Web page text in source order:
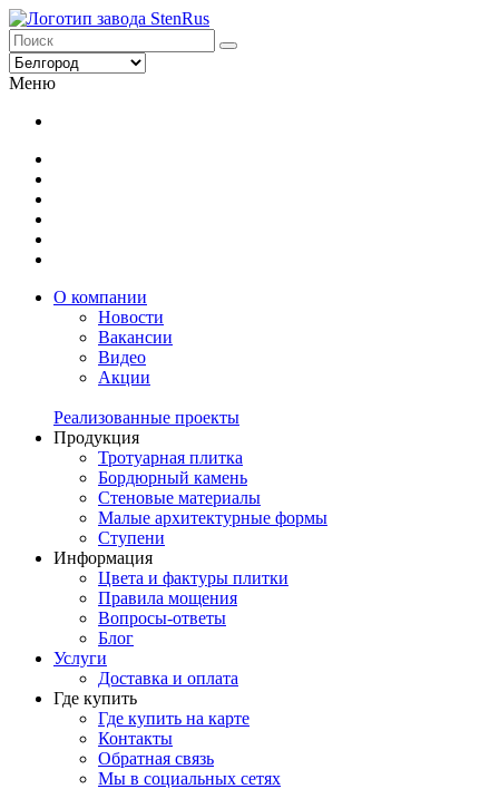
Меню
О компании
Новости
Вакансии
Видео
Акции
Реализованные проекты
Продукция
Тротуарная плитка
Бордюрный камень
Стеновые материалы
Малые архитектурные формы
Ступени
Информация
Цвета и фактуры плитки
Правила мощения
Вопросы-ответы
Блог
Услуги
Доставка и оплата
Где купить
Где купить на карте
Контакты
Обратная связь
Мы в социальных сетях